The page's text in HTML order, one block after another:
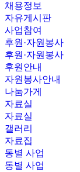
채용정보
자유게시판
사업참여
후원·자원봉사
후원·자원봉사
후원안내
자원봉사안내
나눔가게
자료실
자료실
갤러리
자료집
동별 사업
동별 사업